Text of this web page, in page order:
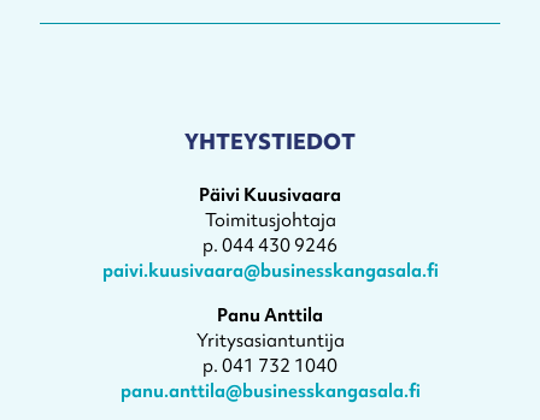
YHTEYSTIEDOT
Päivi Kuusivaara
Toimitusjohtaja
p. 044 430 9246
paivi.kuusivaara@businesskangasala.fi
Panu Anttila
Yritysasiantuntija
p. 041 732 1040
panu.anttila@businesskangasala.fi